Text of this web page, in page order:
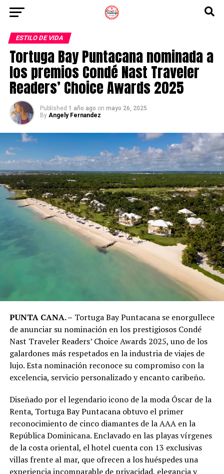
ESTILO DE VIDA
Tortuga Bay Puntacana nominada a
los premios Condé Nast Traveler
Readers’ Choice Awards 2025
Published 1 año ago on mayo 26, 2025
By Angely Fernandez
PUNTA CANA. – Tortuga Bay Puntacana se enorgullece
de anunciar su nominación en los prestigiosos Condé
Nast Traveler Readers’ Choice Awards 2025, uno de los
galardones más respetados en la industria de viajes de
lujo. Esta nominación reconoce su compromiso con la
excelencia, servicio personalizado y encanto caribeño.
Diseñado por el legendario icono de la moda Óscar de la
Renta, Tortuga Bay Puntacana obtuvo el primer
reconocimiento de cinco diamantes de la AAA en la
República Dominicana. Enclavado en las playas vírgenes
de la costa oriental, el hotel cuenta con 13 exclusivas
villas frente al mar, que ofrecen a los huéspedes una
experiencia incomparable de privacidad, elegancia y